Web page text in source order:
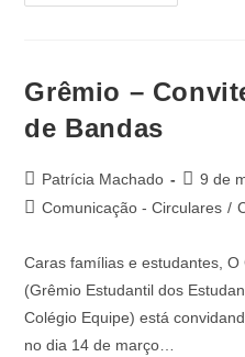
Grêmio –
de Bandas
Patrícia Machado
9 de
Comunicação - Circulares /
Caras famílias e estudantes,
(Grêmio Estudantil dos
Colégio Equipe) está
no dia 14 de março…